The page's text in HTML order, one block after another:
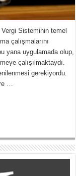
Sisteminin temel
çalışmalarını
yana uygulamada olup,
çalışılmaktaydı.
gerekiyordu.
…